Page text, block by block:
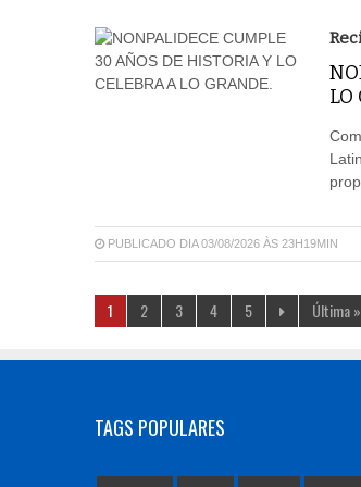
LO
PUBLICADO DIA 03/08/2026 ÀS 23H19MIN
1 2 3 4 5 Última »
TAGS POPULARES